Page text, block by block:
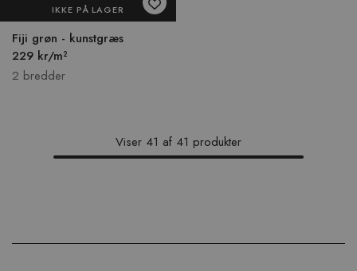
IKKE PÅ LAGER
Fiji grøn - kunstgræs
229 kr/m²
2 bredder
Viser 41 af 41 produkter